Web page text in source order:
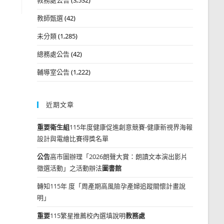
教師甄選(42)
未分類(1,285)
總務處公告(42)
輔導室公告(1,222)
近期文章
重要衛生組115年度健康促進創意競賽-健康新視界海報
設計與電繪比賽得獎名單
公告高市圖辦理「2026朗聲大賞：朗讀文本演出影片
徵選活動」之活動辦法圖書館
轉知115年 度「周產期高風險孕產婦追蹤關懷計畫說
明」
重要115繁星推薦校內選填說明教務處